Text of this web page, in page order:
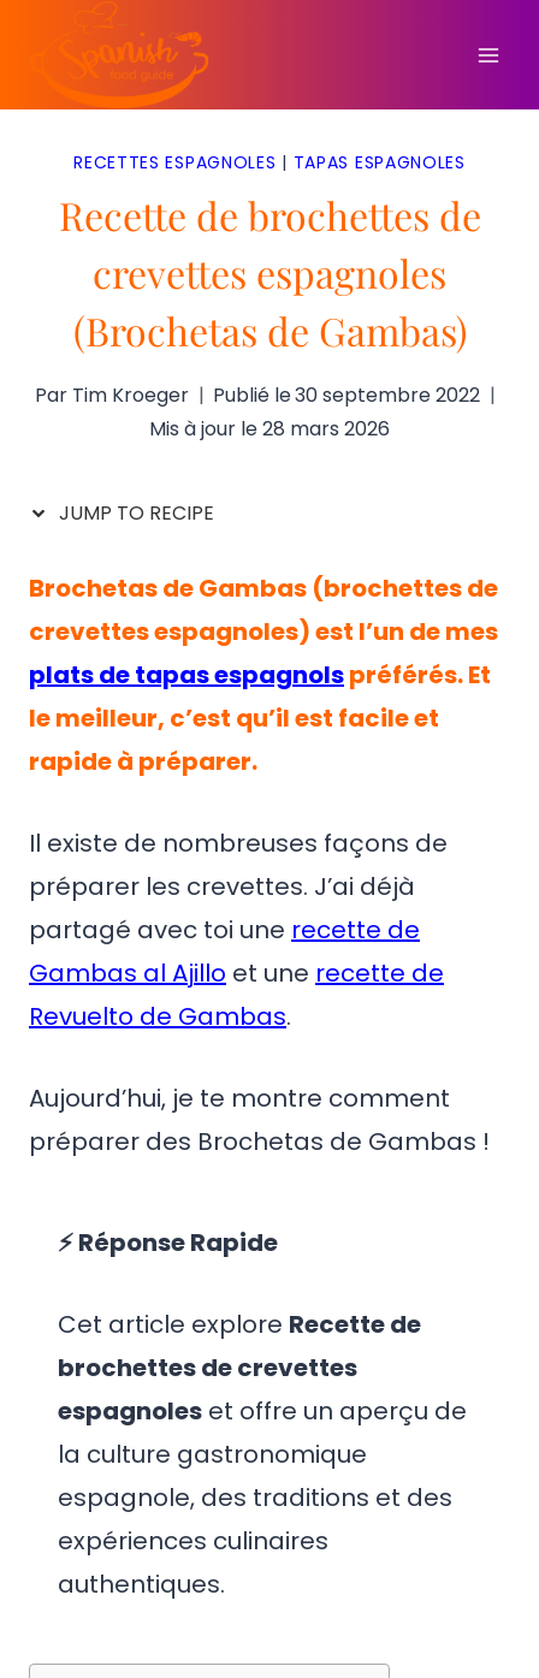
contenu
RECETTES ESPAGNOLES | TAPAS ESPAGNOLES
Recette de brochettes de
crevettes espagnoles
(Brochetas de Gambas)
Par Tim Kroeger Publié le30 septembre 2022
Mis à jour le28 mars 2026
JUMP TO RECIPE
Brochetas de Gambas (brochettes de
crevettes espagnoles) est l’un de mes
plats de tapas espagnolspréférés. Et
le meilleur, c’est qu’il est facile et
rapide à préparer.
Il existe de nombreuses façons de
préparer les crevettes. J’ai déjà
partagé avec toi une recette de
Gambas al Ajillo et une recette de
Revuelto de Gambas.
Aujourd’hui, je te montre comment
préparer des Brochetas de Gambas !
⚡ Réponse Rapide
Cet article explore Recette de
brochettes de crevettes
espagnoles et offre un aperçu de
la culture gastronomique
espagnole, des traditions et des
expériences culinaires
authentiques.